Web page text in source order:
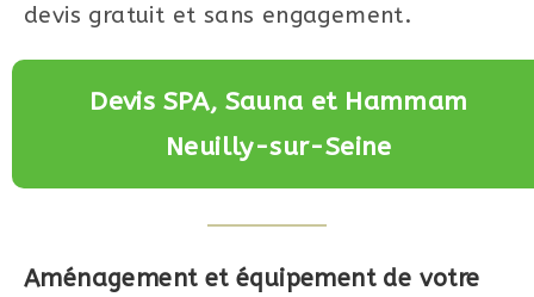
devis gratuit et sans engagement.
Devis SPA, Sauna et Hammam
Neuilly-sur-Seine
Aménagement et équipement de votre